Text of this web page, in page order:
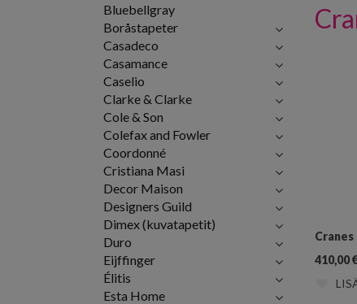
Cranes
410,00
Bluebellgray
Boråstapeter
Casadeco
Casamance
Caselio
Clarke & Clarke
Cole & Son
Colefax and Fowler
Coordonné
Cristiana Masi
Decor Maison
Designers Guild
Dimex (kuvatapetit)
Duro
Eijffinger
Élitis
Esta Home